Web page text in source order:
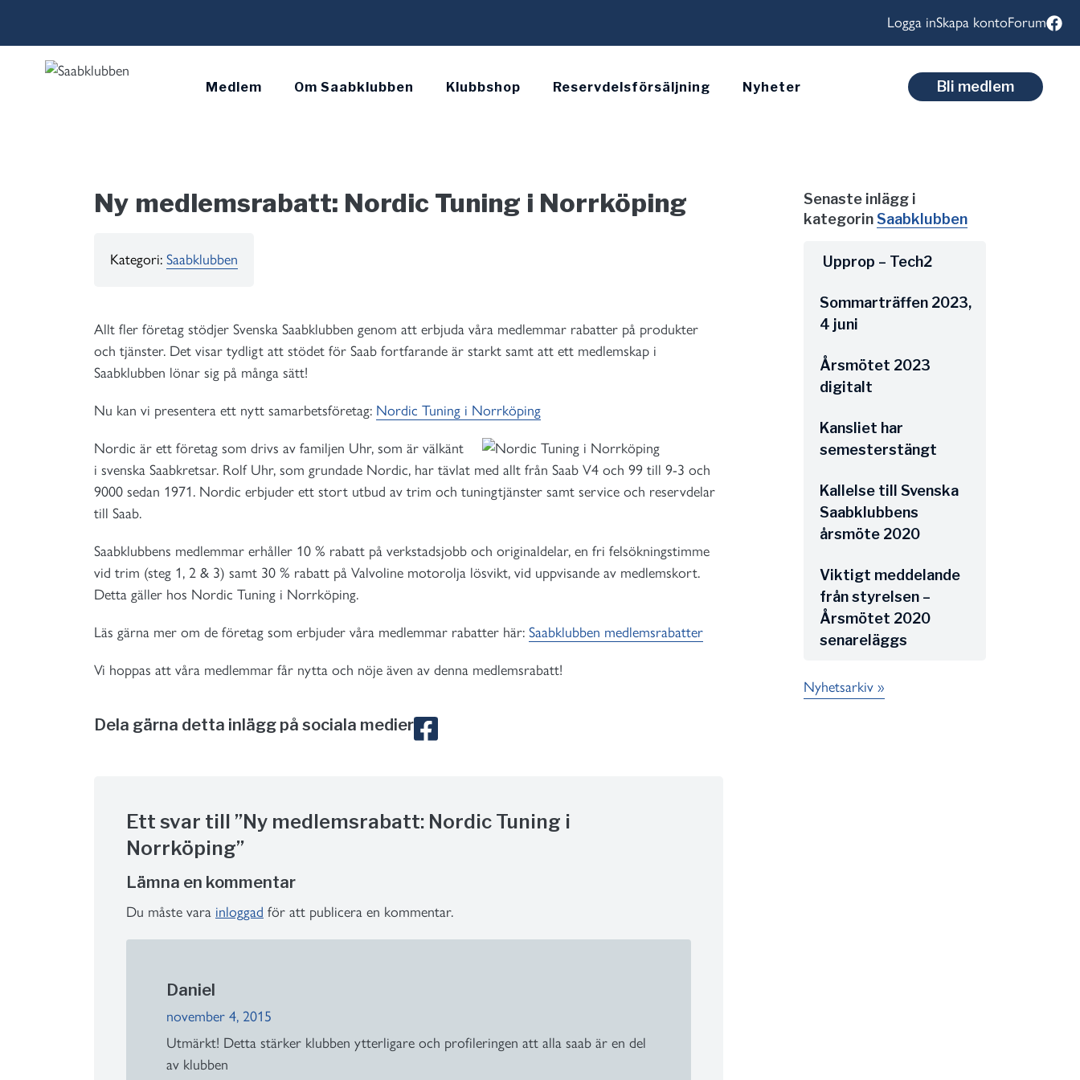
Logga inSkapa kontoForum
Medlem Om Saabklubben Klubbshop Reservdelsförsäljning Nyheter Bli medlem
Ny medlemsrabatt: Nordic Tuning i Norrköping
Kategori: Saabklubben
Allt fler företag stödjer Svenska Saabklubben genom att erbjuda våra medlemmar rabatter på produkter
och tjänster. Det visar tydligt att stödet för Saab fortfarande är starkt samt att ett medlemskap i
Saabklubben lönar sig på många sätt!
Nu kan vi presentera ett nytt samarbetsföretag: Nordic Tuning i Norrköping
Nordic är ett företag som drivs av familjen Uhr, som är välkänt
i svenska Saabkretsar. Rolf Uhr, som grundade Nordic, har tävlat med allt från Saab V4 och 99 till 9-3 och
9000 sedan 1971. Nordic erbjuder ett stort utbud av trim och tuningtjänster samt service och reservdelar
till Saab.
Saabklubbens medlemmar erhåller 10 % rabatt på verkstadsjobb och originaldelar, en fri felsökningstimme
vid trim (steg 1, 2 & 3) samt 30 % rabatt på Valvoline motorolja lösvikt, vid uppvisande av medlemskort.
Detta gäller hos Nordic Tuning i Norrköping.
Läs gärna mer om de företag som erbjuder våra medlemmar rabatter här: Saabklubben medlemsrabatter
Vi hoppas att våra medlemmar får nytta och nöje även av denna medlemsrabatt!
Dela gärna detta inlägg på sociala medier
Ett svar till ”Ny medlemsrabatt: Nordic Tuning i
Norrköping”
Lämna en kommentar
Du måste vara inloggad för att publicera en kommentar.
Daniel
november 4, 2015
Utmärkt! Detta stärker klubben ytterligare och profileringen att alla saab är en del
av klubben
Senaste inlägg i
kategorinSaabklubben
Upprop – Tech2
Sommarträffen 2023,
4 juni
Årsmötet 2023
digitalt
Kansliet har
semesterstängt
Kallelse till Svenska
Saabklubbens
årsmöte 2020
Viktigt meddelande
från styrelsen –
Årsmötet 2020
senareläggs
Nyhetsarkiv »